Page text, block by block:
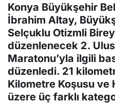
Konya Büyükşehir
İbrahim Altay,
Selçuklu Otizmli
düzenlenecek 2.
Maratonu’yla ilgili
düzenledi. 21
Kilometre Koşusu ve
üzere üç farklı